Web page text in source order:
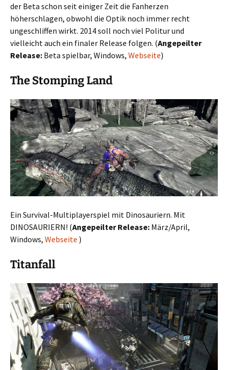
der Beta schon seit einiger Zeit die Fanherzen
höherschlagen, obwohl die Optik noch immer recht
ungeschliffen wirkt. 2014 soll noch viel Politur und
vielleicht auch ein finaler Release folgen. (Angepeilter
Release: Beta spielbar, Windows, Webseite)
The Stomping Land
Ein Survival-Multiplayerspiel mit Dinosauriern. Mit
DINOSAURIERN! (Angepeilter Release: März/April,
Windows, Webseite )
Titanfall